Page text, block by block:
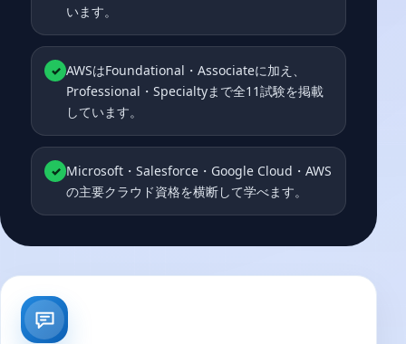
います。
✓ AWSはFoundational・Associateに加え、
Professional・Specialtyまで全11試験を掲載
しています。
✓ Microsoft・Salesforce・Google Cloud・AWS
の主要クラウド資格を横断して学べます。